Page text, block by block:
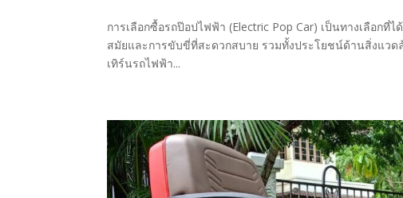
การเลือกซื้อรถป๊อปไฟฟ้า (Electric Pop Car) เป็นทางเลือก
สมัยและการขับขี่ที่สะดวกสบาย รวมทั้งประโยชน์ด้านสิ่งแว
เทิร์นรถไฟฟ้า...